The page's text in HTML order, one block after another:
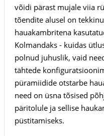
võidi pärast mujale viia
tõendite alusel on
hauakambritena
Kolmandaks - kuidas
polnud juhuslik, vaid
tähtede
püramiidide otstarbe
need on üsna tõsised
päritolule ja sellise
püstitamiseks.